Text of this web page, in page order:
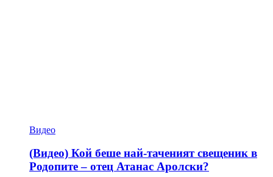
Видео
(Видео) Кой беше най-таченият свещеник в
Родопите – отец Атанас Аролски?